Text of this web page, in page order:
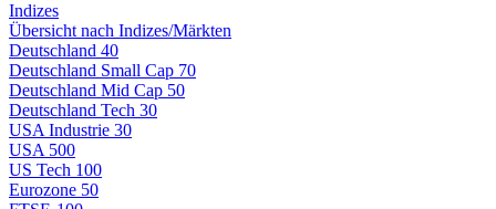
Indizes
Übersicht nach Indizes/Märkten
Deutschland 40
Deutschland Small Cap 70
Deutschland Mid Cap 50
Deutschland Tech 30
USA Industrie 30
USA 500
US Tech 100
Eurozone 50